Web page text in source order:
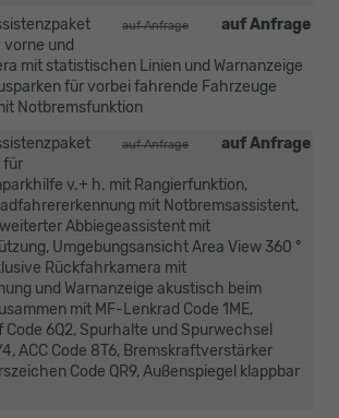
auf Anfrage
auf Anfrage
vorne und
mit statistischen Linien und Warnanzeige
für vorbei fahrende Fahrzeuge
Notbremsfunktion
auf Anfrage
auf Anfrage
für
v.+ h. mit Rangierfunktion,
mit Notbremsassistent,
Abbiegeassistent mit
Umgebungsansicht Area View 360 °
Rückfahrkamera mit
und Warnanzeige akustisch beim
mit MF-Lenkrad Code 1ME,
6Q2, Spurhalte und Spurwechsel
ACC Code 8T6, Bremskraftverstärker
Code QR9, Außenspiegel klappbar